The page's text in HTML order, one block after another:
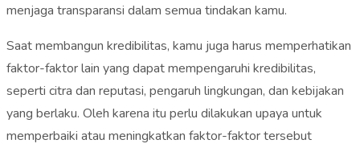
menjaga transparansi dalam semua tindakan kamu.
Saat membangun kredibilitas, kamu juga harus memperhatikan
faktor-faktor lain yang dapat mempengaruhi kredibilitas,
seperti citra dan reputasi, pengaruh lingkungan, dan kebijakan
yang berlaku. Oleh karena itu perlu dilakukan upaya untuk
memperbaiki atau meningkatkan faktor-faktor tersebut